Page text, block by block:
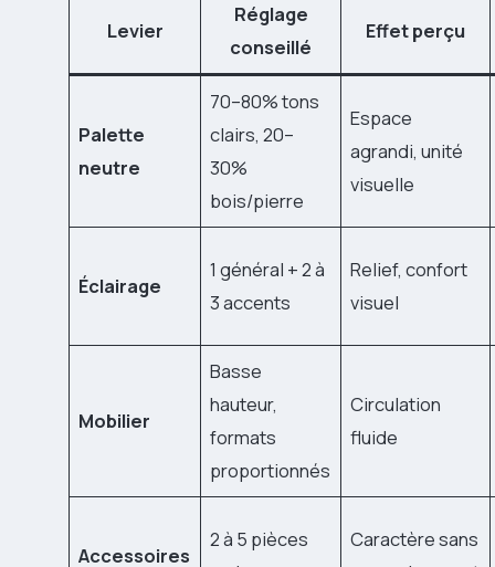
Levier
Réglage
conseillé
Effet perçu
Palette
neutre
70–80% tons
clairs, 20–
30%
bois/pierre
Espace
agrandi, unité
visuelle
Éclairage
1 général + 2 à
3 accents
Relief, confort
visuel
Mobilier
Basse
hauteur,
formats
proportionnés
Circulation
fluide
Accessoires
2 à 5 pièces
Caractère sans